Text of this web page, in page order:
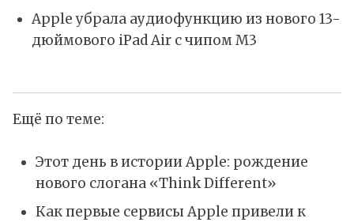
Apple убрала аудиофункцию из нового 13-
дюймового iPad Air с чипом M3
Ещё по теме:
Этот день в истории Apple: рождение
нового слогана «Think Different»
Как первые сервисы Apple привели к